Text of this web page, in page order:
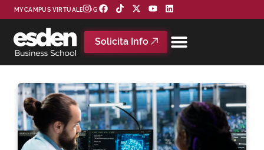
MYCAMPUS VIRTUAL BLOG
Solicita Info